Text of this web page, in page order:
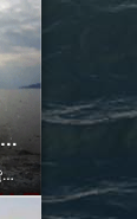
12
楼）
然从“放生台”一条栈